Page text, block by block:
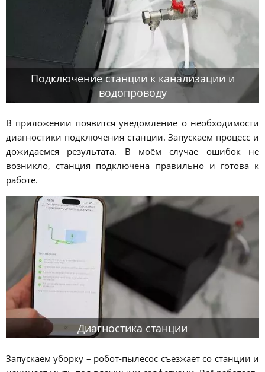
Подключение станции к канализации и
водопроводу
В приложении появится уведомление о необходимости
диагностики подключения станции. Запускаем процесс и
дожидаемся результата. В моём случае ошибок не
возникло, станция подключена правильно и готова к
работе.
Диагностика станции
Запускаем уборку – робот-пылесос съезжает со станции и